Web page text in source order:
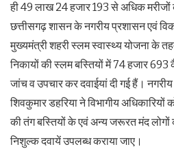
ही 49 लाख 24 हजार 193 से अधिक मरीजों
छत्तीसगढ़ शासन के नगरीय प्रशासन एवं
मुख्यमंत्री शहरी स्लम स्वास्थ्य योजना के
निकायों की स्लम बस्तियों में 74 हजार 693
जांच व उपचार कर दवाईयां दी गई हैं।
शिवकुमार डहरिया ने विभागीय अधिकारियों
की तंग बस्तियों के एवं अन्य जरूरत मंद लोगों
निशुल्क दवायें उपलब्ध कराया जाए।